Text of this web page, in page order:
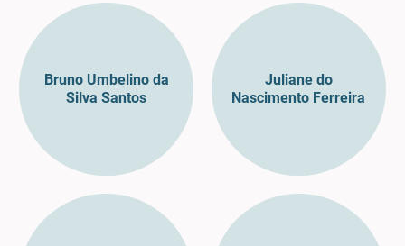
Bruno Umbelino da
Silva Santos
Juliane do
Nascimento Ferreira